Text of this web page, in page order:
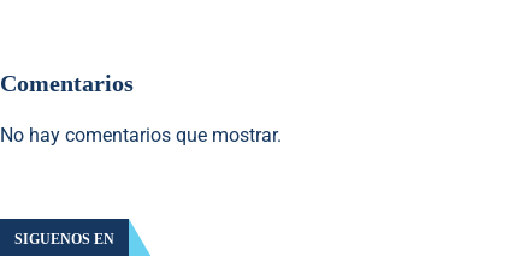
Comentarios
No hay comentarios que mostrar.
SIGUENOS EN